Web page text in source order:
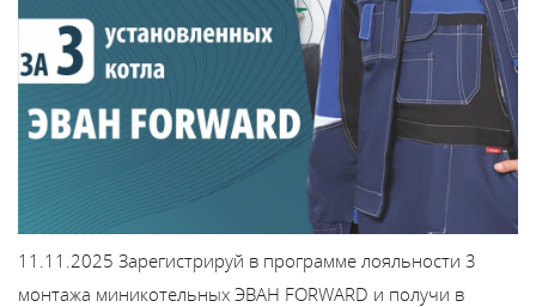
Найти
монтажника
Сотрудничество
11.11.2025 Зарегистрируй в программе лояльности 3
монтажа миникотельных ЭВАН FORWARD и получи в